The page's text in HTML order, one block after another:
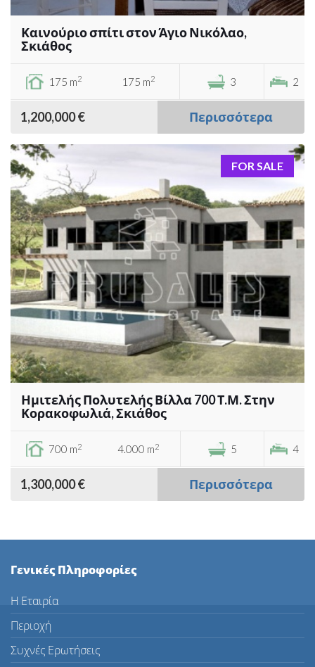
Καινούριο σπίτι στον Άγιο Νικόλαο,
Σκιάθος
175 m2 175 m2 3 2
1,200,000 € Περισσότερα
FOR SALE
Ημιτελής Πολυτελής Βίλλα 700 Τ.Μ. Στην
Κορακοφωλιά, Σκιάθος
700 m2 4.000 m2 5 4
1,300,000 € Περισσότερα
Γενικές Πληροφορίες
Η Εταιρία
Περιοχή
Συχνές Ερωτήσεις